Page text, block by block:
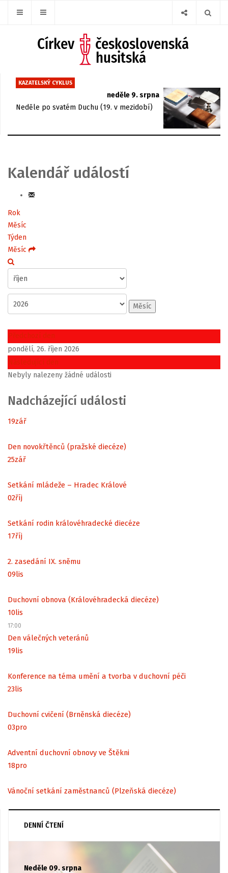
KAZATELSKÝ CYKLUS
neděle 9. srpna
Neděle po svatém Duchu (19. v mezidobí)
Kalendář událostí
Rok
Měsíc
Týden
Měsíc
Měsíc
Předchozí den
pondělí, 26. říjen 2026
Následující den
Nebyly nalezeny žádné události
Nadcházející události
19zář
Den novokřtěnců (pražské diecéze)
25zář
Setkání mládeže – Hradec Králové
02říj
Setkání rodin královéhradecké diecéze
17říj
2. zasedání IX. sněmu
09lis
Duchovní obnova (Královéhradecká diecéze)
10lis
17:00
Den válečných veteránů
19lis
Konference na téma umění a tvorba v duchovní péči
23lis
Duchovní cvičení (Brněnská diecéze)
03pro
Adventní duchovní obnovy ve Štěkni
18pro
Vánoční setkání zaměstnanců (Plzeňská diecéze)
DENNÍ ČTENÍ
Neděle 09. srpna